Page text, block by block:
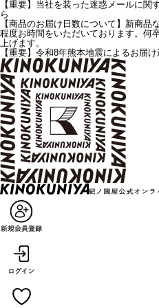
【重要】当社を装った迷惑メールに
ら
【商品のお届け日数について】新商品
程度お時間をいただいております。何
上げます。
【重要】令和8年熊本地震によるお届